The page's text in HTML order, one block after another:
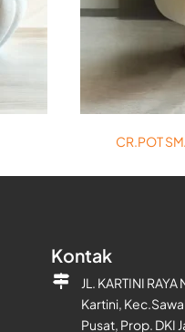
CR.POT
Kontak
JL. KARTINI
Kartini,
Pusat, Prop. DKI